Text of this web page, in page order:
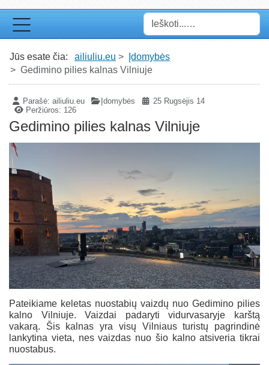
Paieška
Jūs esate čia: ailiuliu.eu
Įdomybės
Gedimino pilies kalnas Vilniuje
Parašė:ailiuliu.eu Įdomybės
25 Rugsėjis 14
Peržiūros: 126
Gedimino pilies kalnas Vilniuje
Pateikiame keletas nuostabių vaizdų nuo Gedimino pilies
kalno Vilniuje. Vaizdai padaryti vidurvasaryje karštą
vakarą. Šis kalnas yra visų Vilniaus turistų pagrindinė
lankytina vieta, nes vaizdas nuo šio kalno atsiveria tikrai
nuostabus.